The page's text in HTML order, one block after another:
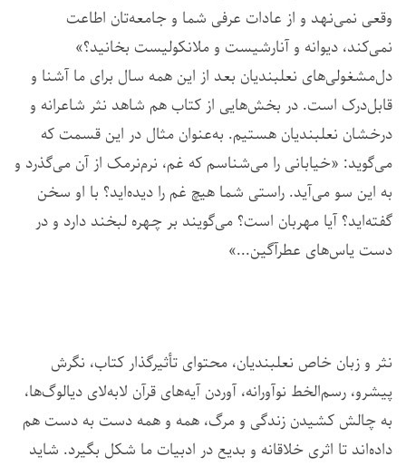
وقعی نمی‌نهد و از عادات عرفی شما و جامعه‌تان اطاعت
نمی‌کند، دیوانه و آنارشیست و ملانکولیست بخانید؟»
دل‌مشغولی‌های نعلبندیان بعد از این همه سال برای ما آشنا و
قابل‌درک است. در بخش‌هایی از کتاب هم شاهد نثر شاعرانه و
درخشان نعلبندیان هستیم. به‌عنوان مثال در این قسمت که
می‌گوید: «خیابانی را می‌شناسم که غم، نرم‌نرمک از آن می‌گذرد و
به این سو می‌‌آید. راستی شما هیچ غم را دیده‌اید؟ با او سخن
گفته‌اید؟ آیا مهربان است؟ می‌گویند بر چهره لبخند دارد و در
دست یاس‌های عطرآگین...»
نثر و زبان خاص نعلبندیان، محتوای تأثیرگذار کتاب، نگرش
پیشرو، رسم‌الخط نوآورانه‌، آوردن آیه‌های قرآن لابه‌لای دیالوگ‌ها،
به چالش کشیدن زندگی و مرگ، همه و همه دست به دست هم
داده‌اند تا اثری خلاقانه و بدیع در ادبیات ما شکل بگیرد. شاید